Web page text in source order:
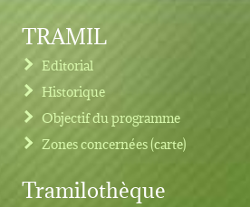
TRAMIL
Editorial
Historique
Objectif du programme
Zones concernées (carte)
Tramilothèque